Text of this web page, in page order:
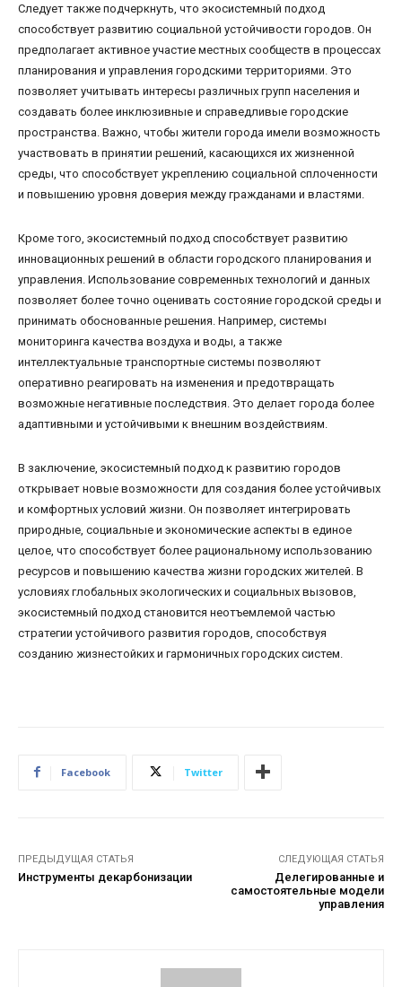
Следует также подчеркнуть, что экосистемный подход
способствует развитию социальной устойчивости городов. Он
предполагает активное участие местных сообществ в процессах
планирования и управления городскими территориями. Это
позволяет учитывать интересы различных групп населения и
создавать более инклюзивные и справедливые городские
пространства. Важно, чтобы жители города имели возможность
участвовать в принятии решений, касающихся их жизненной
среды, что способствует укреплению социальной сплоченности
и повышению уровня доверия между гражданами и властями.
Кроме того, экосистемный подход способствует развитию
инновационных решений в области городского планирования и
управления. Использование современных технологий и данных
позволяет более точно оценивать состояние городской среды и
принимать обоснованные решения. Например, системы
мониторинга качества воздуха и воды, а также
интеллектуальные транспортные системы позволяют
оперативно реагировать на изменения и предотвращать
возможные негативные последствия. Это делает города более
адаптивными и устойчивыми к внешним воздействиям.
В заключение, экосистемный подход к развитию городов
открывает новые возможности для создания более устойчивых
и комфортных условий жизни. Он позволяет интегрировать
природные, социальные и экономические аспекты в единое
целое, что способствует более рациональному использованию
ресурсов и повышению качества жизни городских жителей. В
условиях глобальных экологических и социальных вызовов,
экосистемный подход становится неотъемлемой частью
стратегии устойчивого развития городов, способствуя
созданию жизнестойких и гармоничных городских систем.
Facebook Twitter
ПРЕДЫДУЩАЯ СТАТЬЯ
Инструменты декарбонизации
СЛЕДУЮЩАЯ СТАТЬЯ
Делегированные и
самостоятельные модели
управления